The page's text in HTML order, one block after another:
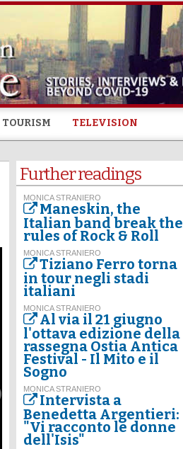
TOURISM TELEVISION
Further readings
MONICA STRANIERO
Maneskin, the
Italian band break the
rules of Rock & Roll
MONICA STRANIERO
Tiziano Ferro torna
in tour negli stadi
italiani
MONICA STRANIERO
Al via il 21 giugno
l'ottava edizione della
rassegna Ostia Antica
Festival - Il Mito e il
Sogno
MONICA STRANIERO
Intervista a
Benedetta Argentieri:
"Vi racconto le donne
dell'Isis"